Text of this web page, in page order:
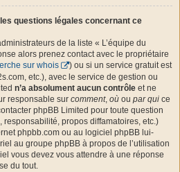
questions légales concernant ce
de la liste « L’équipe du
alors prenez contact avec le propriétaire
sur whois
) ou si un service gratuit est
etc.), avec le service de gestion ou
n’a absolument aucun contrôle et ne
responsable sur comment, où ou par qui ce
phpBB Limited pour toute question
responsabilité, propos diffamatoires, etc.)
phpbb.com ou au logiciel phpBB lui-
au groupe phpBB à propos de l’utilisation
vous devez vous attendre à une réponse
du tout.